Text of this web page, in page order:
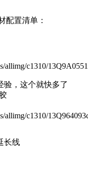
配置清单：
allimg/c1310/
验，这个就快多了
allimg/c1310/
长线